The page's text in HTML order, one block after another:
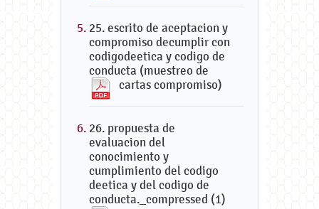
25. escrito de aceptacion y
compromiso decumplir con
codigodeetica y codigo de
conducta (muestreo de
cartas compromiso)
26. propuesta de
evaluacion del
conocimiento y
cumplimiento del codigo
deetica y del codigo de
conducta._compressed (1)